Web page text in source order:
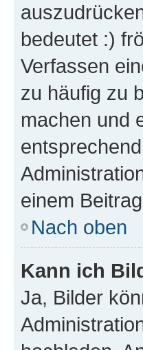
bedeutet :)
Verfassen
zu häufig zu
machen und
einem
Nach oben
Kann ich
Ja, Bilder